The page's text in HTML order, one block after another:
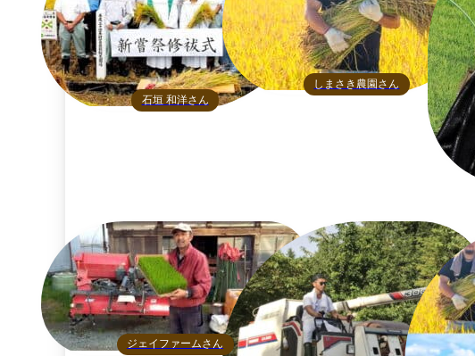
石垣 和洋さん
しまさき農園さん
ジェイファームさん